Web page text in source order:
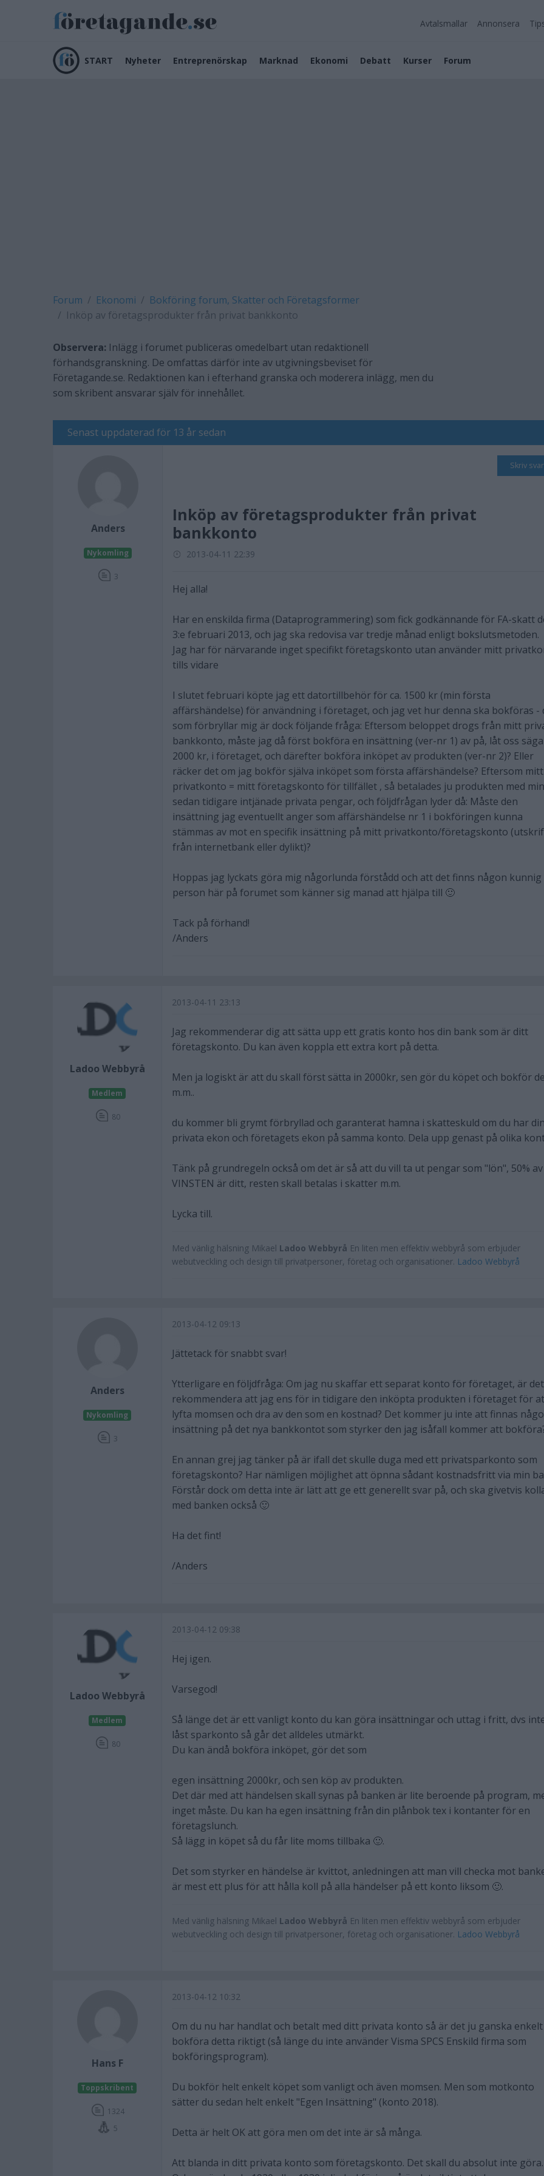
Avtalsmallar Annonsera
START Nyheter Entreprenörskap Marknad Ekonomi Debatt Kurser Forum
Forum Ekonomi
Bokföring forum, Skatter och Företagsformer
Inköp av företagsprodukter från privat bankkonto
Observera: Inlägg i forumet publiceras omedelbart utan redaktionell
förhandsgranskning. De omfattas därför inte av utgivningsbeviset för
Företagande.se. Redaktionen kan i efterhand granska och moderera inlägg, men du
som skribent ansvarar själv för innehållet.
Senast uppdaterad för 13 år sedan
Anders
Nykomling
3
Skriv svar
Inköp av företagsprodukter från privat
bankkonto
2013-04-11 22:39
Hej alla!
Har en enskilda firma (Dataprogrammering) som fick godkännande för FA-skatt
3:e februari 2013, och jag ska redovisa var tredje månad enligt bokslutsmetoden.
Jag har för närvarande inget specifikt företagskonto utan använder mitt
tills vidare
I slutet februari köpte jag ett datortillbehör för ca. 1500 kr (min första
affärshändelse) för användning i företaget, och jag vet hur denna ska bokföras -
som förbryllar mig är dock följande fråga: Eftersom beloppet drogs från mitt
bankkonto, måste jag då först bokföra en insättning (ver-nr 1) av på, låt oss säga
2000 kr, i företaget, och därefter bokföra inköpet av produkten (ver-nr 2)? Eller
räcker det om jag bokför själva inköpet som första affärshändelse? Eftersom mitt
privatkonto = mitt företagskonto för tillfället , så betalades ju produkten med
sedan tidigare intjänade privata pengar, och följdfrågan lyder då: Måste den
insättning jag eventuellt anger som affärshändelse nr 1 i bokföringen kunna
stämmas av mot en specifik insättning på mitt privatkonto/företagskonto
från internetbank eller dylikt)?
Hoppas jag lyckats göra mig någorlunda förstådd och att det finns någon kunnig
person här på forumet som känner sig manad att hjälpa till 🙂
Tack på förhand!
/Anders
Ladoo Webbyrå
Medlem
80
2013-04-11 23:13
Jag rekommenderar dig att sätta upp ett gratis konto hos din bank som är ditt
företagskonto. Du kan även koppla ett extra kort på detta.
Men ja logiskt är att du skall först sätta in 2000kr, sen gör du köpet och bokför
m.m..
du kommer bli grymt förbryllad och garanterat hamna i skatteskuld om du har
privata ekon och företagets ekon på samma konto. Dela upp genast på olika
Tänk på grundregeln också om det är så att du vill ta ut pengar som "lön", 50% av
VINSTEN är ditt, resten skall betalas i skatter m.m.
Lycka till.
Med vänlig hälsning Mikael Ladoo Webbyrå En liten men effektiv webbyrå som erbjuder
webutveckling och design till privatpersoner, företag och organisationer. Ladoo Webbyrå
Anders
Nykomling
3
2013-04-12 09:13
Jättetack för snabbt svar!
Ytterligare en följdfråga: Om jag nu skaffar ett separat konto för företaget, är
rekommendera att jag ens för in tidigare den inköpta produkten i företaget för
lyfta momsen och dra av den som en kostnad? Det kommer ju inte att finnas
insättning på det nya bankkontot som styrker den jag isåfall kommer att
En annan grej jag tänker på är ifall det skulle duga med ett privatsparkonto som
företagskonto? Har nämligen möjlighet att öpnna sådant kostnadsfritt via min
Förstår dock om detta inte är lätt att ge ett generellt svar på, och ska givetvis
med banken också 🙂
Ha det fint!
/Anders
Ladoo Webbyrå
Medlem
80
2013-04-12 09:38
Hej igen.
Varsegod!
Så länge det är ett vanligt konto du kan göra insättningar och uttag i fritt, dvs
låst sparkonto så går det alldeles utmärkt.
Du kan ändå bokföra inköpet, gör det som
egen insättning 2000kr, och sen köp av produkten.
Det där med att händelsen skall synas på banken är lite beroende på program,
inget måste. Du kan ha egen insättning från din plånbok tex i kontanter för en
företagslunch.
Så lägg in köpet så du får lite moms tillbaka 🙂.
Det som styrker en händelse är kvittot, anledningen att man vill checka mot
är mest ett plus för att hålla koll på alla händelser på ett konto liksom 🙂.
Med vänlig hälsning Mikael Ladoo Webbyrå En liten men effektiv webbyrå som erbjuder
webutveckling och design till privatpersoner, företag och organisationer. Ladoo Webbyrå
Hans F
Toppskribent
1324
5
2013-04-12 10:32
Om du nu har handlat och betalt med ditt privata konto så är det ju ganska
bokföra detta riktigt (så länge du inte använder Visma SPCS Enskild firma som
bokföringsprogram).
Du bokför helt enkelt köpet som vanligt och även momsen. Men som motkonto
sätter du sedan helt enkelt "Egen Insättning" (konto 2018).
Detta är helt OK att göra men om det inte är så många.
Att blanda in ditt privata konto som företagskonto. Det skall du absolut inte göra.